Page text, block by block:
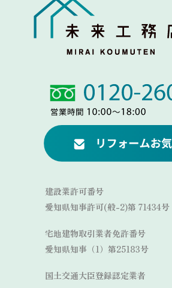
Link
Link
建設業許可番号
愛知県知事許可(般-2)第 71434号
宅地建物取引業者免許番号
愛知県知事（1）第25183号
国土交通大臣登録認定業者